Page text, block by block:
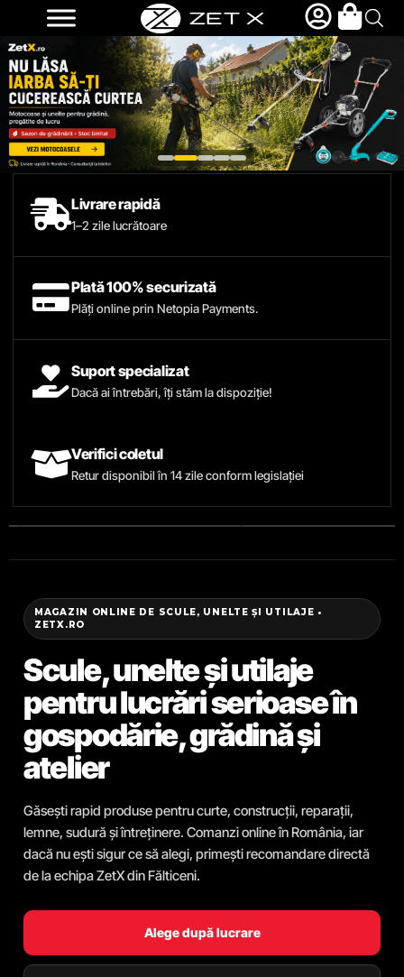
Livrare rapidă
1–2 zile lucrătoare
Plată 100% securizată
Plăți online prin Netopia Payments.
Suport specializat
Dacă ai întrebări, îți stăm la dispoziție!
Verifici coletul
Retur disponibil în 14 zile conform legislației
MAGAZIN ONLINE DE SCULE, UNELTE ȘI UTILAJE •
ZETX.RO
Scule, unelte și utilaje
pentru lucrări serioase în
gospodărie, grădină și
atelier
Găsești rapid produse pentru curte, construcții, reparații,
lemne, sudură și întreținere. Comanzi online în România, iar
dacă nu ești sigur ce să alegi, primești recomandare directă
de la echipa ZetX din Fălticeni.
Alege după lucrare